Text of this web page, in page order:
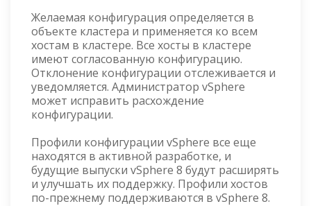
Желаемая конфигурация определяется в
объекте кластера и применяется ко всем
хостам в кластере. Все хосты в кластере
имеют согласованную конфигурацию.
Отклонение конфигурации отслеживается и
уведомляется. Администратор vSphere
может исправить расхождение
конфигурации.
Профили конфигурации vSphere все еще
находятся в активной разработке, и
будущие выпуски vSphere 8 будут расширять
и улучшать их поддержку. Профили хостов
по-прежнему поддерживаются в vSphere 8.